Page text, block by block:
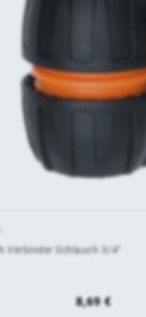
Verbinder Schlauch 3/4"
8,69€